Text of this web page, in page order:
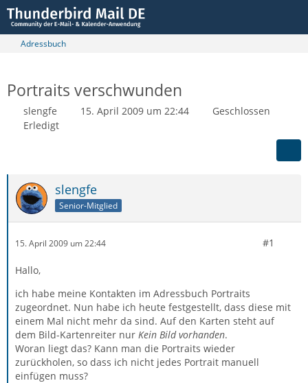
Adressbuch
Portraits verschwunden
slengfe 15. April 2009 um 22:44
Geschlossen
Erledigt
slengfe
Senior-Mitglied
15. April 2009 um 22:44 #1
Hallo,
ich habe meine Kontakten im Adressbuch Portraits
zugeordnet. Nun habe ich heute festgestellt, dass diese mit
einem Mal nicht mehr da sind. Auf den Karten steht auf
dem Bild-Kartenreiter nur Kein Bild vorhanden.
Woran liegt das? Kann man die Portraits wieder
zurückholen, so dass ich nicht jedes Portrait manuell
einfügen muss?